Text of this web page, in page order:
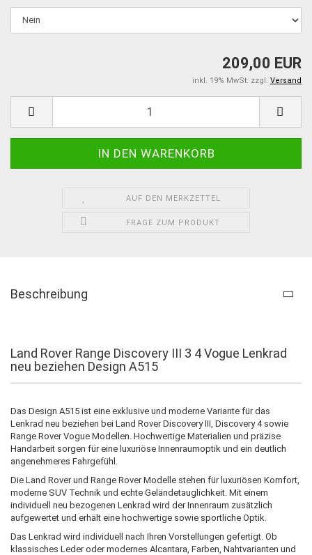
209,00 EUR
inkl. 19% MwSt. zzgl. Versand
AUF DEN MERKZETTEL
FRAGE ZUM PRODUKT
Beschreibung
Land Rover Range Discovery III 3 4 Vogue Lenkrad
neu beziehen Design A515
Das Design A515 ist eine exklusive und moderne Variante für das
Lenkrad neu beziehen bei Land Rover Discovery III, Discovery 4 sowie
Range Rover Vogue Modellen. Hochwertige Materialien und präzise
Handarbeit sorgen für eine luxuriöse Innenraumoptik und ein deutlich
angenehmeres Fahrgefühl.
Die Land Rover und Range Rover Modelle stehen für luxuriösen Komfort,
moderne SUV Technik und echte Geländetauglichkeit. Mit einem
individuell neu bezogenen Lenkrad wird der Innenraum zusätzlich
aufgewertet und erhält eine hochwertige sowie sportliche Optik.
Das Lenkrad wird individuell nach Ihren Vorstellungen gefertigt. Ob
klassisches Leder oder modernes Alcantara, Farben, Nahtvarianten und